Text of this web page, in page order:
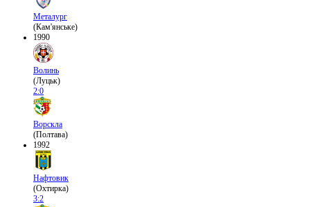
Металург
(Кам'янське)
1990
Волинь
(Луцьк)
2:0
Ворскла
(Полтава)
1992
Нафтовик
(Охтирка)
3:2